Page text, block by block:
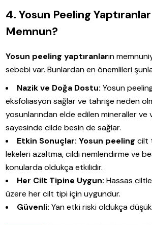
4.Yosun Peeling Yaptıranlar
Memnun?
Yosun peeling yaptıranların
sebebi var. Bunlardan en önemlileri
Nazik ve Doğa Dostu: Yosun
eksfoliasyon sağlar ve tahrişe neden
yosunlarından elde edilen mineraller ve
sayesinde cilde besin de sağlar.
Etkin Sonuçlar: Yosun peeling cilt
lekeleri azaltma, cildi nemlendirme ve
konularda oldukça etkilidir.
Her Cilt Tipine Uygun: Hassas
üzere her cilt tipi için uygundur.
Güvenli: Yan etki riski oldukça